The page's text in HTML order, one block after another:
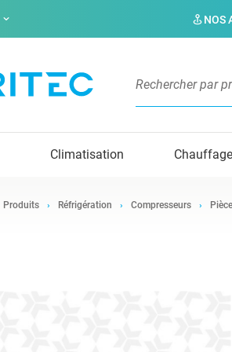
NOS
Climatisation
Produits Réfrigération Compresseurs